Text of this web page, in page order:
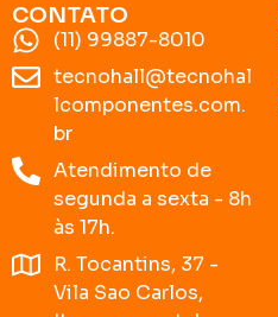
CONTATO
(11) 99887-8010
tecnohall@tecnohal
lcomponentes.com.
br
Atendimento de
segunda a sexta - 8h
às 17h.
R. Tocantins, 37 -
Vila Sao Carlos,